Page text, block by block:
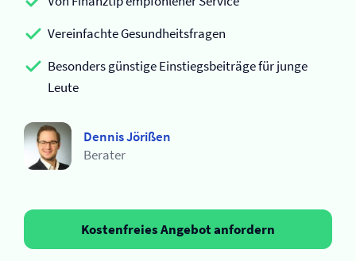
Vereinfachte Gesundheitsfragen
Besonders günstige Einstiegsbeiträge für junge
Leute
Dennis Jörißen
Berater
Kostenfreies Angebot anfordern